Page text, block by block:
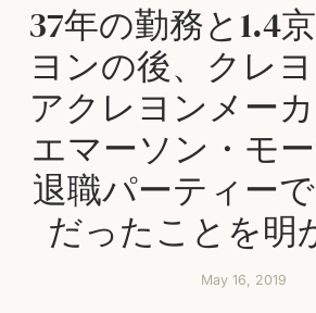
37年の勤務と1.4
ヨンの後、クレ
アクレヨンメー
エマーソン・モー
退職パーティー
だったことを明
May 16, 2019